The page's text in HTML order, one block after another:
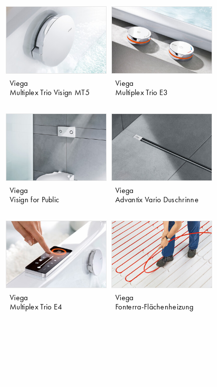
Viega
Multiplex Trio Visign MT5
Viega
Multiplex Trio E3
Viega
Visign for Public
Viega
Advantix Vario Duschrinne
Viega
Multiplex Trio E4
Viega
Fonterra-Flächenheizung